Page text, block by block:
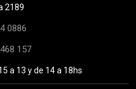
2189
0886
157
a 13 y de 14 a 18hs